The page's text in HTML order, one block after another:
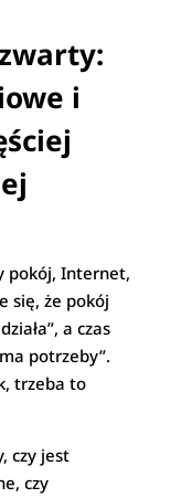
i
pokój, Internet,
się, że pokój
a czas
potrzeby”.
trzeba to
czy jest
czy